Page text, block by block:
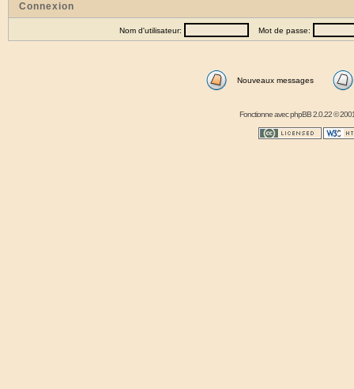
Connexion
Nom d'utilisateur: Mot de passe:
Nouveaux messages
Fonctionne avecphpBB2.0.22 ©